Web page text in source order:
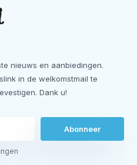
nieuws en aanbiedingen.
in de welkomstmail te
Dank u!
Abonneer